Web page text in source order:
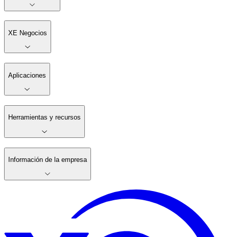
XE Negocios
Aplicaciones
Herramientas y recursos
Información de la empresa